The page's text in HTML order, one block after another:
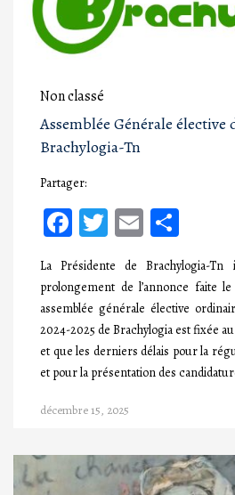
Non classé
Assemblée Générale élective
Brachylogia-Tn
Partager:
Facebook
Twitter
Email
La Présidente de Brachylogia-
prolongement de l’annonce faite
assemblée générale élective
2024-2025 de Brachylogia est fixée
et que les derniers délais pour la
et pour la présentation des
décembre 15, 2025